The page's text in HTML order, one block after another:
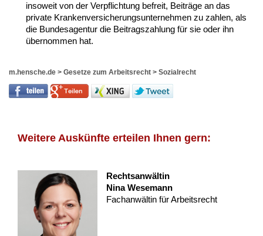
insoweit von der Verpflichtung befreit, Beiträge an das
private Krankenversicherungsunternehmen zu zahlen, als
die Bundesagentur die Beitragszahlung für sie oder ihn
übernommen hat.
m.hensche.de > Gesetze zum Arbeitsrecht > Sozialrecht
Weitere Auskünfte erteilen Ihnen gern:
Rechtsanwältin
Nina Wesemann
Fachanwältin für Arbeitsrecht